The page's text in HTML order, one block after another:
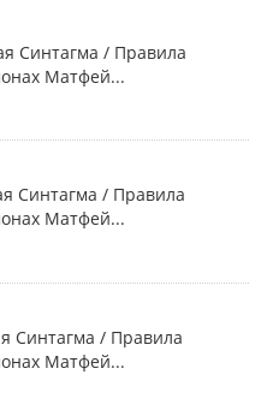
Синтагма / Правила
Матфей...
Синтагма / Правила
Матфей...
Синтагма / Правила
Матфей...